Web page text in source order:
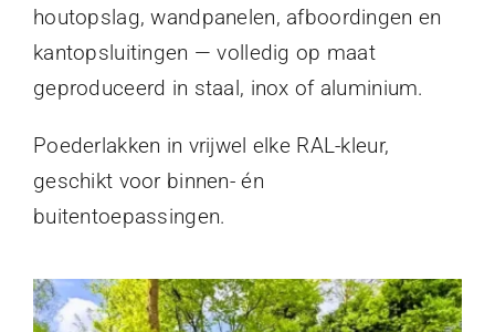
houtopslag, wandpanelen, afboordingen en
kantopsluitingen — volledig op maat
geproduceerd in staal, inox of aluminium.
Poederlakken in vrijwel elke RAL-kleur,
geschikt voor binnen- én
buitentoepassingen.